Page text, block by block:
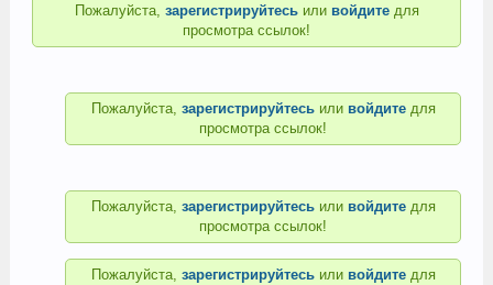
Пожалуйста, зарегистрируйтесьили войдите для
просмотра ссылок!
Пожалуйста, зарегистрируйтесьили войдите для
просмотра ссылок!
Пожалуйста, зарегистрируйтесьили войдите для
просмотра ссылок!
Пожалуйста, зарегистрируйтесьили войдите для